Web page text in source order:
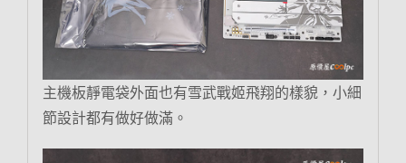
主機板靜電袋外面也有雪武戰姬飛翔的樣貌，小細
節設計都有做好做滿。